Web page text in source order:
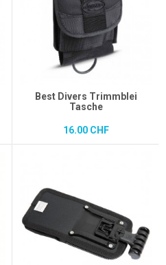
Best Divers Trimmblei
Tasche
16.00 CHF